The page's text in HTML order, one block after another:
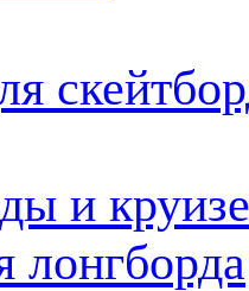
и
лонгборда